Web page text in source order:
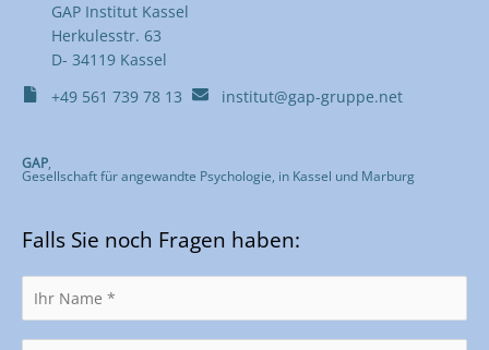
GAP Institut Kassel
Herkulesstr. 63
D- 34119 Kassel
+49 561 739 78 13 institut@gap-gruppe.net
GAP,
Gesellschaft für angewandte Psychologie, in Kassel und Marburg
Falls Sie noch Fragen haben: